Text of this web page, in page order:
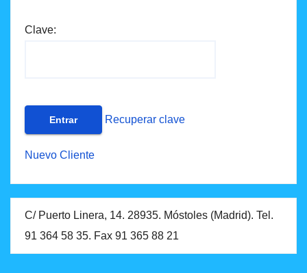
Clave:
Recuperar clave
Nuevo Cliente
C/ Puerto Linera, 14. 28935. Móstoles (Madrid). Tel.
91 364 58 35. Fax 91 365 88 21